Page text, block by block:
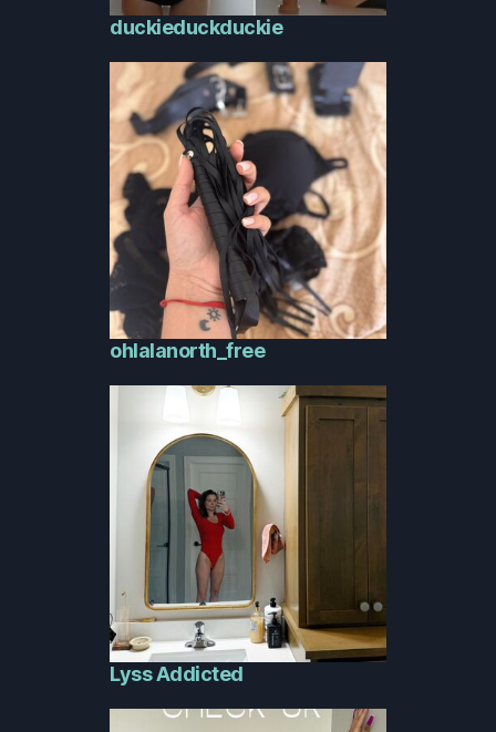
duckieduckduckie
ohlalanorth_free
Lyss Addicted